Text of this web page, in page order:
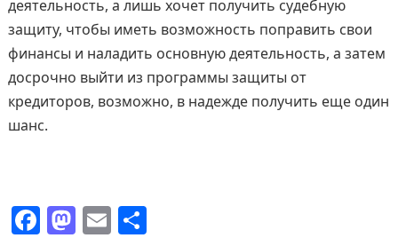
деятельность, а лишь хочет получить судебную
защиту, чтобы иметь возможность поправить свои
финансы и наладить основную деятельность, а затем
досрочно выйти из программы защиты от
кредиторов, возможно, в надежде получить еще один
шанс.
F M E О